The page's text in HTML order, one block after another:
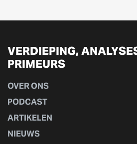
VERDIEPING,
PRIMEURS
OVER ONS
PODCAST
ARTIKELEN
NIEUWS